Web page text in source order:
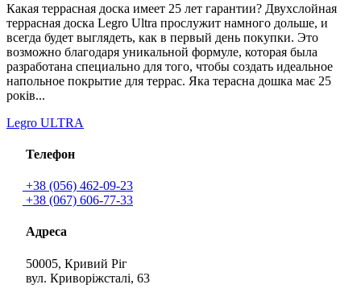
Какая террасная доска имеет 25 лет гарантии? Двухслойная
террасная доска Legro Ultra прослужит намного дольше, и
всегда будет выглядеть, как в первый день покупки. Это
возможно благодаря уникальной формуле, которая была
разработана специально для того, чтобы создать идеальное
напольное покрытие для террас. Яка терасна дошка має 25
років...
Legro ULTRA
Телефон
+38 (056) 462-09-23
+38 (067) 606-77-33
Адреса
50005, Кривий Ріг
вул. Криворіжсталі, 63